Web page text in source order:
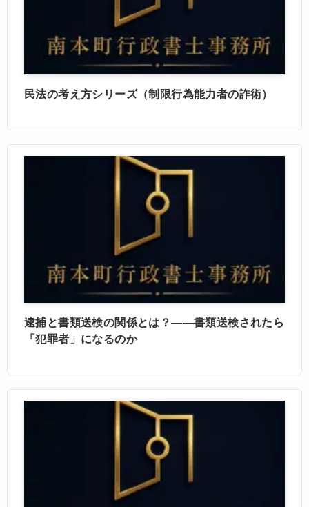
民法の考え方シリーズ（制限行為能力者の詐術）
逮捕と書類送検の関係とは？――書類送検されたら
「犯罪者」になるのか